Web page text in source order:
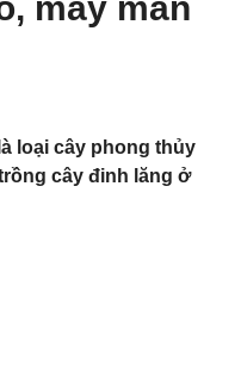
loại cây phong thủy
cây đinh lăng ở